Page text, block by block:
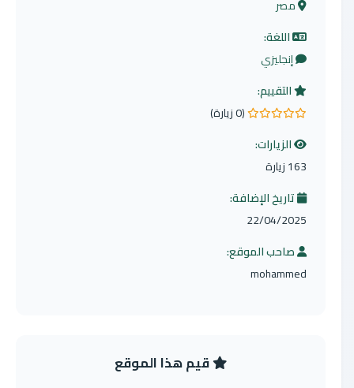
مصر
اللغة:
إنجليزي
التقييم:
0.0 من 5 نجوم
(0 زيارة)
الزيارات:
163 زيارة
تاريخ الإضافة:
22/04/2025
صاحب الموقع:
mohammed
قيم هذا الموقع